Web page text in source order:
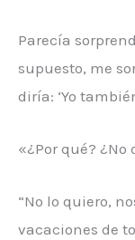
Parecía
supuesto, me
diría: ‘Yo
«¿Por qué? ¿No
“No lo quiero,
vacaciones de